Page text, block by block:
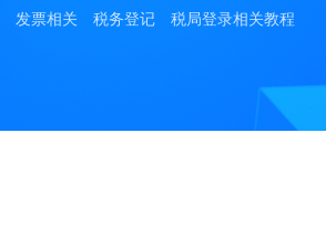
发票相关 税务登记 税局登录相关教程